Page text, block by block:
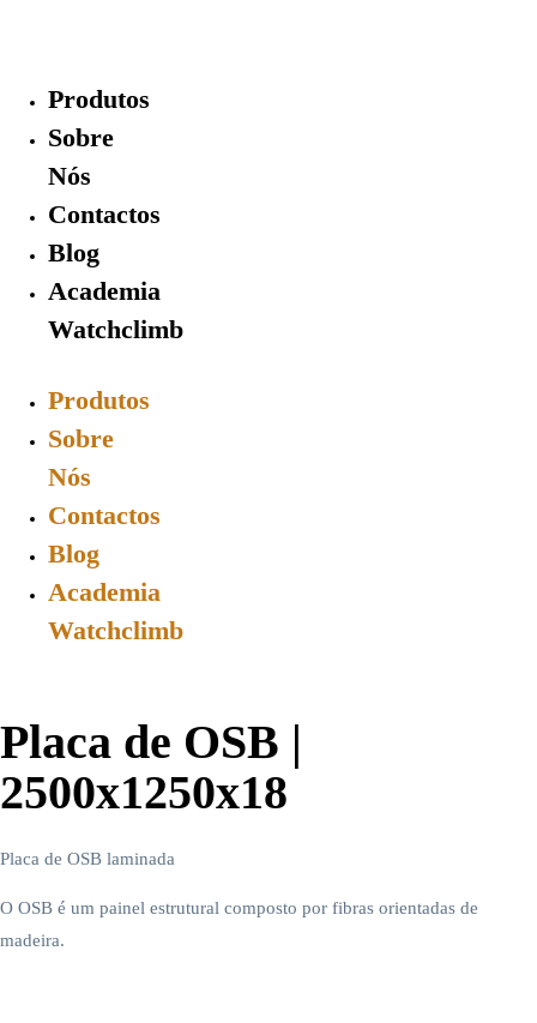
Produtos
Sobre
Nós
Contactos
Blog
Academia
Watchclimb
Produtos
Sobre
Nós
Contactos
Blog
Academia
Watchclimb
Placa de OSB |
2500x1250x18
Placa de OSB laminada
O OSB é um painel estrutural composto por fibras orientadas de
madeira.